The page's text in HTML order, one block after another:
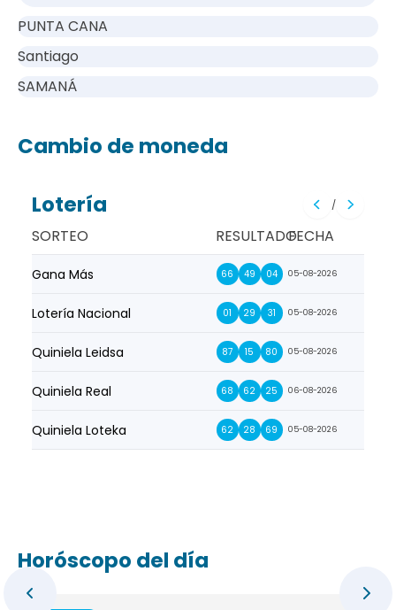
PUNTA CANA
Santiago
SAMANÁ
Cambio de moneda
Lotería /
SORTEO RESULTADOFECHA
Gana Más 66 49 04 05-08-2026
Lotería Nacional 01 29 31 05-08-2026
Quiniela Leidsa 87 15 80 05-08-2026
Quiniela Real 68 62 25 06-08-2026
Quiniela Loteka 62 28 69 05-08-2026
Horóscopo del día